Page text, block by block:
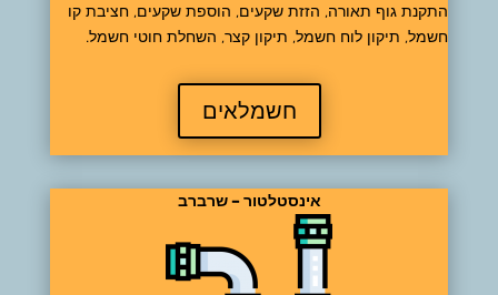
התקנת גוף תאורה, הזזת שקעים, הוספת שקעים, חציבת קו
חשמל, תיקון לוח חשמל, תיקון קצר, השחלת חוטי חשמל.
חשמלאים
אינסטלטור – שרברב